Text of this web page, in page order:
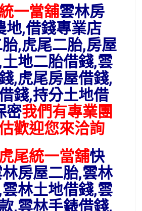
一當舖雲林房
地,借錢專業店
,虎尾二胎,房屋
地二胎借錢,雲
,虎尾房屋借錢,
錢,持分土地借
密我們有專業團
歡迎您來洽詢
尾統一當舖快
房屋二胎,雲林
林土地借錢,雲